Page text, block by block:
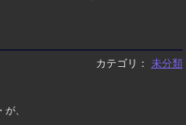
カテゴリ： 未分類
、